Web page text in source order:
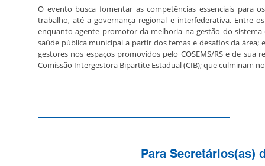
O evento busca fomentar as competências essenciais para
trabalho, até a governança regional e interfederativa. Entre
enquanto agente promotor da melhoria na gestão do
saúde pública municipal a partir dos temas e desafios da
gestores nos espaços promovidos pelo COSEMS/RS e de sua
Comissão Intergestora Bipartite Estadual (CIB); que culminam
Para Secretários(as)